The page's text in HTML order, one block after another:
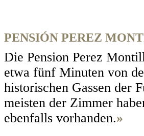
PENSIÓN PEREZ
Die Pension Perez
etwa fünf Minuten von
historischen Gassen der
meisten der Zimmer
ebenfalls vorhanden.»